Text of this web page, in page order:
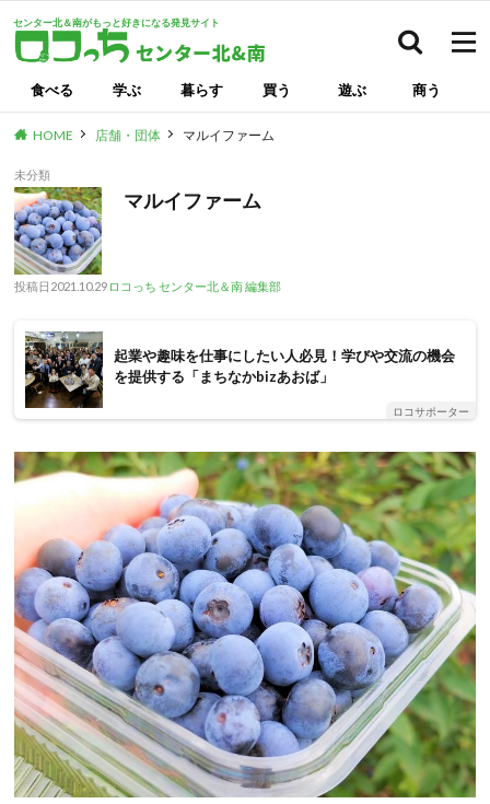
センター北＆南がもっと好きになる発見サイト
食べる 学ぶ 暮らす 買う 遊ぶ 商う
HOME 店舗・団体 マルイファーム
未分類
マルイファーム
投稿日 2021.10.29 ロコっち センター北＆南 編集部
起業や趣味を仕事にしたい人必見！学びや交流の機会
を提供する「まちなかbizあおば」
ロコサポーター